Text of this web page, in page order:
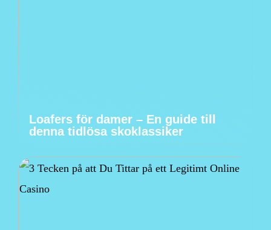
Loafers för damer – En guide till
denna tidlösa skoklassiker